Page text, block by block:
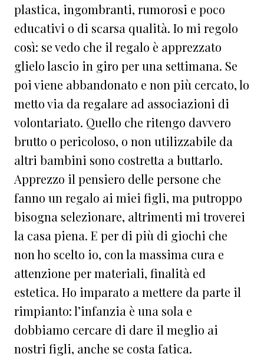
plastica, ingombranti, rumorosi e poco
educativi o di scarsa qualità. Io mi regolo
così: se vedo che il regalo è apprezzato
glielo lascio in giro per una settimana. Se
poi viene abbandonato e non più cercato, lo
metto via da regalare ad associazioni di
volontariato. Quello che ritengo davvero
brutto o pericoloso, o non utilizzabile da
altri bambini sono costretta a buttarlo.
Apprezzo il pensiero delle persone che
fanno un regalo ai miei figli, ma putroppo
bisogna selezionare, altrimenti mi troverei
la casa piena. E per di più di giochi che
non ho scelto io, con la massima cura e
attenzione per materiali, finalità ed
estetica. Ho imparato a mettere da parte il
rimpianto: l’infanzia è una sola e
dobbiamo cercare di dare il meglio ai
nostri figli, anche se costa fatica.